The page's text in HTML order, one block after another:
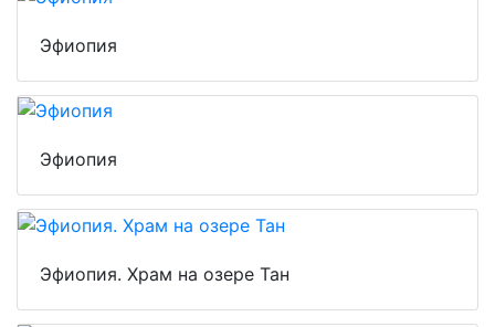
Эфиопия
Эфиопия
Эфиопия. Храм на озере Тан